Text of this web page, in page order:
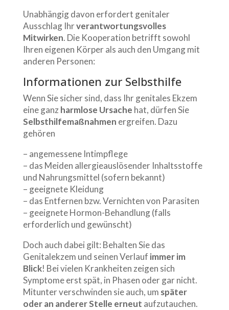
Unabhängig davon erfordert genitaler
Ausschlag Ihrverantwortungsvolles
Mitwirken. Die Kooperation betrifft sowohl
Ihren eigenen Körper als auch den Umgang mit
anderen Personen:
Informationen zur Selbsthilfe
Wenn Sie sicher sind, dass Ihr genitales Ekzem
eine ganzharmlose Ursache hat, dürfen Sie
Selbsthilfemaßnahmen ergreifen. Dazu
gehören
– angemessene Intimpflege
– das Meiden allergieauslösender Inhaltsstoffe
und Nahrungsmittel (sofern bekannt)
– geeignete Kleidung
– das Entfernen bzw. Vernichten von Parasiten
– geeignete Hormon-Behandlung (falls
erforderlich und gewünscht)
Doch auch dabei gilt: Behalten Sie das
Genitalekzem und seinen Verlauf immer im
Blick! Bei vielen Krankheiten zeigen sich
Symptome erst spät, in Phasen oder gar nicht.
Mitunter verschwinden sie auch, um später
oder an anderer Stelle erneut aufzutauchen.